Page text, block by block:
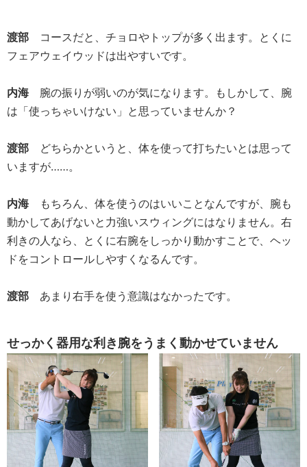
渡部 コースだと、チョロやトップが多く出ます。とくに
フェアウェイウッドは出やすいです。
内海 腕の振りが弱いのが気になります。もしかして、腕
は「使っちゃいけない」と思っていませんか？
渡部 どちらかというと、体を使って打ちたいとは思って
いますが……。
内海
もちろん、体を使うのはいいことなんですが、腕も
動かしてあげないと力強いスウィングにはなりません。右
利きの人なら、とくに右腕をしっかり動かすことで、ヘッ
ドをコントロールしやすくなるんです。
渡部 あまり右手を使う意識はなかったです。
せっかく器用な利き腕をうまく動かせていません